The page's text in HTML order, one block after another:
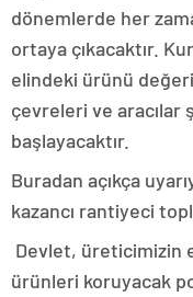
dönemlerde her
ortaya çıkacaktır.
elindeki ürünü
çevreleri ve aracılar
başlayacaktır.
Buradan açıkça
kazancı rantiyeci
Devlet, üreticimizin
ürünleri koruyacak